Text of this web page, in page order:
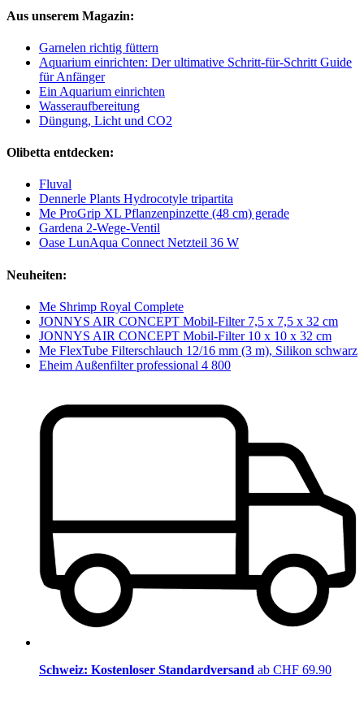
Aus unserem Magazin:
Garnelen richtig füttern
Aquarium einrichten: Der ultimative Schritt-für-Schritt Guide
für Anfänger
Ein Aquarium einrichten
Wasseraufbereitung
Düngung, Licht und CO2
Olibetta entdecken:
Fluval
Dennerle Plants Hydrocotyle tripartita
Me ProGrip XL Pflanzenpinzette (48 cm) gerade
Gardena 2-Wege-Ventil
Oase LunAqua Connect Netzteil 36 W
Neuheiten:
Me Shrimp Royal Complete
JONNYS AIR CONCEPT Mobil-Filter 7,5 x 7,5 x 32 cm
JONNYS AIR CONCEPT Mobil-Filter 10 x 10 x 32 cm
Me FlexTube Filterschlauch 12/16 mm (3 m), Silikon schwarz
Eheim Außenfilter professional 4 800
Schweiz: Kostenloser Standardversand ab CHF 69.90